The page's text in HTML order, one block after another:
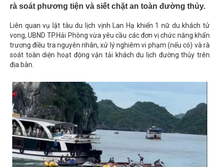
rà soát phương tiện và siết chặt an toàn đường thủy.
Liên quan vụ lật tàu du lịch vịnh Lan Hạ khiến 1 nữ du khách tử
vong, UBND TP.Hải Phòng vừa yêu cầu các đơn vị chức năng khẩn
trương điều tra nguyên nhân, xử lý nghiêm vi phạm (nếu có) và rà
soát toàn diện hoạt động vận tải khách du lịch đường thủy trên
địa bàn.